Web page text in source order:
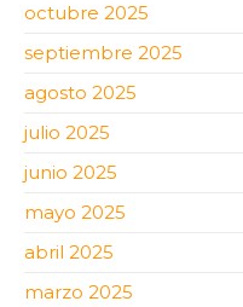
octubre 2025
septiembre 2025
agosto 2025
julio 2025
junio 2025
mayo 2025
abril 2025
marzo 2025